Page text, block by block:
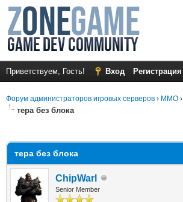
Приветствуем, Гость! Вход Регистрация
Форум администраторов игровых серверов › MMO ›
тера без блока
тера без блока
ChipWarl
Senior Member